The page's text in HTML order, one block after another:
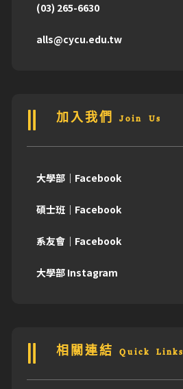
(03) 265-6630
alls@cycu.edu.tw
加入我們 Join Us
大學部｜Facebook
碩士班｜Facebook
系友會｜Facebook
大學部 Instagram
相關連結 Quick Links